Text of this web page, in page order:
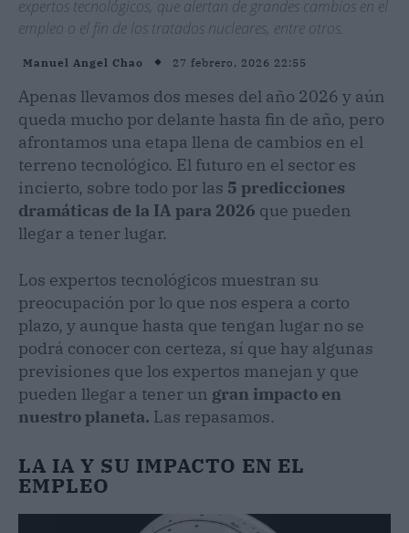
expertos tecnológicos, que alertan de grandes cambios en el
empleo o el fin de los tratados nucleares, entre otros.
Manuel Angel Chao 27 febrero, 2026 22:55
Apenas llevamos dos meses del año 2026 y aún
queda mucho por delante hasta fin de año, pero
afrontamos una etapa llena de cambios en el
terreno tecnológico. El futuro en el sector es
incierto, sobre todo por las 5 predicciones
dramáticas de la IA para 2026 que pueden
llegar a tener lugar.
Los expertos tecnológicos muestran su
preocupación por lo que nos espera a corto
plazo, y aunque hasta que tengan lugar no se
podrá conocer con certeza, sí que hay algunas
previsiones que los expertos manejan y que
pueden llegar a tener un gran impacto en
nuestro planeta. Las repasamos.
LA IA Y SU IMPACTO EN EL
EMPLEO